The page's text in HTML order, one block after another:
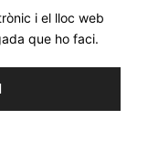
i el lloc web
que ho faci.